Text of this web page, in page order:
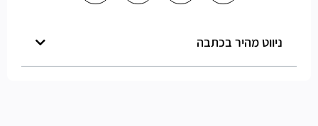
ניווט מהיר בכתבה